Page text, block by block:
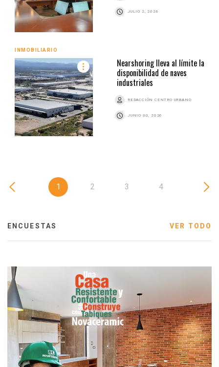
JULIO 2, 2026
INMOBILIARIO
Nearshoring lleva al límite la
disponibilidad de naves
industriales
REDACCIÓN CENTRO URBANO
JUNIO 30, 2026
1 2 3 4
ENCUESTAS VER TODO